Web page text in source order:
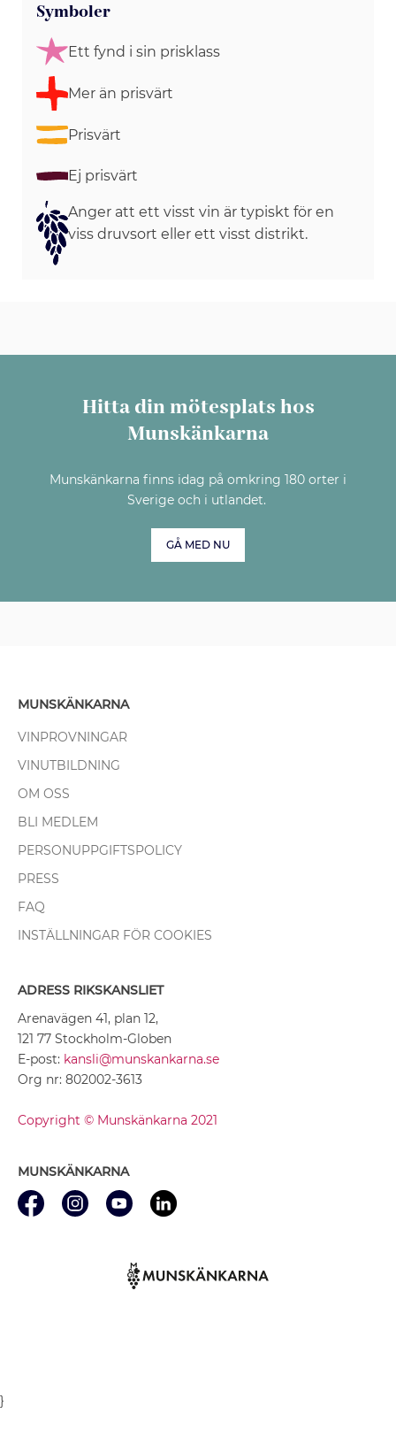
Symboler
Ett fynd i sin prisklass
Mer än prisvärt
Prisvärt
Ej prisvärt
Anger att ett visst vin är typiskt för en
viss druvsort eller ett visst distrikt.
Hitta din mötesplats hos
Munskänkarna
Munskänkarna finns idag på omkring 180 orter i
Sverige och i utlandet.
GÅ MED NU
MUNSKÄNKARNA
VINPROVNINGAR
VINUTBILDNING
OM OSS
BLI MEDLEM
PERSONUPPGIFTSPOLICY
PRESS
FAQ
INSTÄLLNINGAR FÖR COOKIES
ADRESS RIKSKANSLIET
Arenavägen 41, plan 12,
121 77 Stockholm-Globen
E-post: kansli@munskankarna.se
Org nr: 802002-3613
Copyright © Munskänkarna 2021
MUNSKÄNKARNA
}